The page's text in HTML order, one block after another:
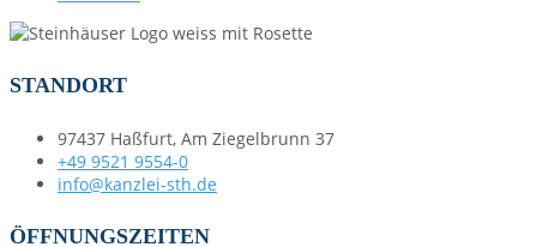
STANDORT
97437 Haßfurt, Am Ziegelbrunn 37
+49 9521 9554-0
info@kanzlei-sth.de
ÖFFNUNGSZEITEN